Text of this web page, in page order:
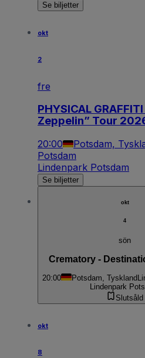
Se biljetter
okt
2
fre
PHYSICAL
Zeppelin” Tour
20:00 Potsdam,
Potsdam
Lindenpark Potsdam
Se biljetter
okt
4
sön
Crematory -
20:00 Potsdam, Tyskland
Lindenpark
Slutsåld
okt
8